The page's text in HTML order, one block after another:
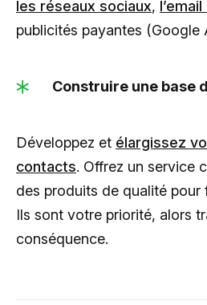
les réseaux sociaux,
publicités payantes (Google
Construire une base
Développez et élargissez
contacts. Offrez un service
des produits de qualité pour
Ils sont votre priorité, alors
conséquence.